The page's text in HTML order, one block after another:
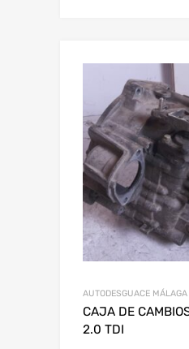
AUTODESGUACE MÁLAGA
CAJA DE
2.0 TDI